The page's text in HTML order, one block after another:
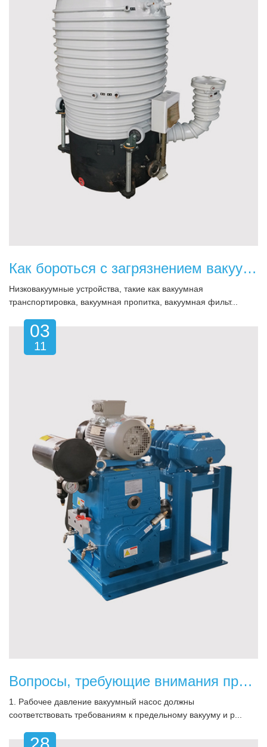
Как бороться с загрязнением вакуумной системы?
Низковакуумные устройства, такие как вакуумная
транспортировка, вакуумная пропитка, вакуумная фильт...
03
11
Вопросы, требующие внимания при выборе правильного вакуумного насоса
1. Рабочее давление вакуумный насос должны
соответствовать требованиям к предельному вакууму и р...